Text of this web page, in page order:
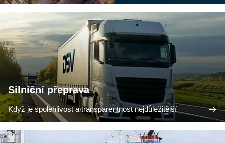
Silniční přeprava
Když je spolehlivost a transparentnost nejdůležitější